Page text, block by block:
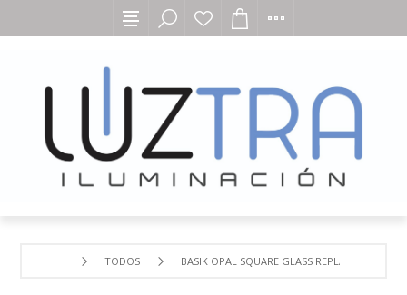
TODOS BASIK OPAL SQUARE GLASS REPLACEMENT